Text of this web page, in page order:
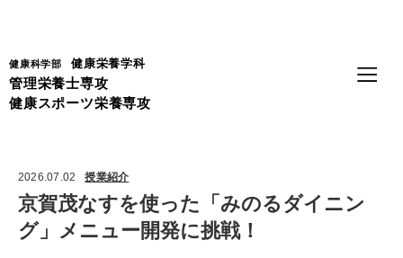
健康科学部 健康栄養学科
管理栄養士専攻
健康スポーツ栄養専攻
2026.07.02 授業紹介
京賀茂なすを使った「みのるダイニン
グ」メニュー開発に挑戦！